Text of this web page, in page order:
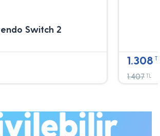
Switch 2
1.308
1.407 TL